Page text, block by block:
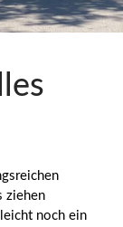
ziehen
noch ein